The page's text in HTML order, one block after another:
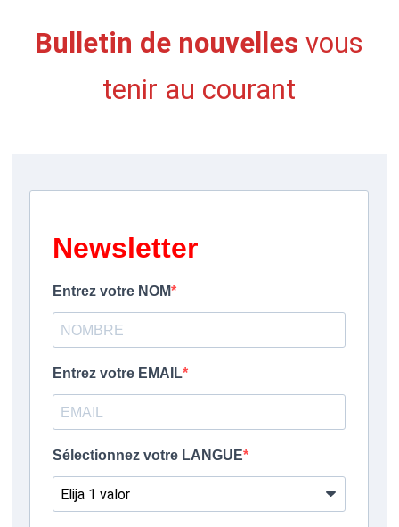
Bulletin de nouvelles vous
tenir au courant